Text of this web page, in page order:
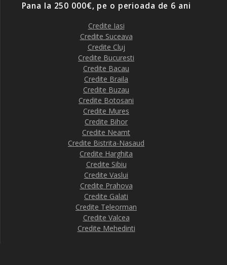
Pana la 250 000€, pe o perioada de 6 ani
Credite Iasi
Credite Suceava
Credite Cluj
Credite Bucuresti
Credite Bacau
Credite Braila
Credite Buzau
Credite Botosani
Credite Mures
Credite Bihor
Credite Neamt
Credite Bistrita-Nasaud
Credite Harghita
Credite Sibiu
Credite Vaslui
Credite Prahova
Credite Galati
Credite Teleorman
Credite Valcea
Credite Mehedinti